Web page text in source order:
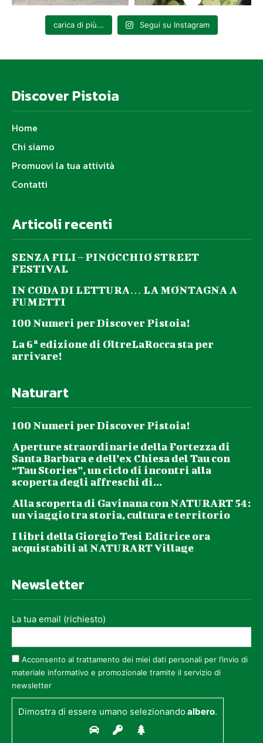
carica di più... Segui su Instagram
Discover Pistoia
Home
Chi siamo
Promuovi la tua attività
Contatti
Articoli recenti
SENZA FILI – PINOCCHIO STREET
FESTIVAL
IN CODA DI LETTURA… LA MONTAGNA A
FUMETTI
100 Numeri per Discover Pistoia!
La 6ª edizione di OltreLaRocca sta per
arrivare!
Naturart
100 Numeri per Discover Pistoia!
Aperture straordinarie della Fortezza di
Santa Barbara e dell’ex Chiesa del Tau con
“Tau Stories”, un ciclo di incontri alla
scoperta degli affreschi di...
Alla scoperta di Gavinana con NATURART 54:
un viaggio tra storia, cultura e territorio
I libri della Giorgio Tesi Editrice ora
acquistabili al NATURART Village
Newsletter
La tua email (richiesto)
Acconsento al trattamento dei miei dati personali per l’invio di
materiale informativo e promozionale tramite il servizio di
newsletter
Dimostra di essere umano selezionandoalbero.